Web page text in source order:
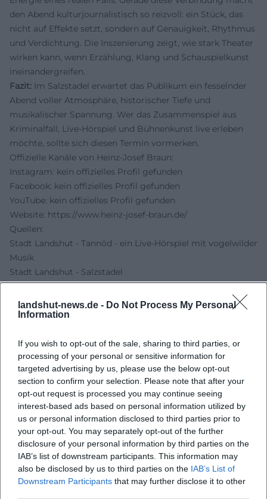
landshut-news.de - Do Not Process My Personal
Information
If you wish to opt-out of the sale, sharing to third parties, or
processing of your personal or sensitive information for
targeted advertising by us, please use the below opt-out
section to confirm your selection. Please note that after your
opt-out request is processed you may continue seeing
interest-based ads based on personal information utilized by
us or personal information disclosed to third parties prior to
your opt-out. You may separately opt-out of the further
disclosure of your personal information by third parties on the
IAB’s list of downstream participants. This information may
also be disclosed by us to third parties on the IAB’s List of
Downstream Participants that may further disclose it to other
den Abend kulturjournalistisch so reizvoll: ein Stück, das
nicht auf Effekte setzt, sondern auf Genauigkeit, Rhythmus
und Verdichtung. Die Inszenierung zeigt, wie stark Theater
wirken kann, wenn Erzählung, Klang und Schauspielkunst
ineinandergreifen.
Fazit: Im Salzstadel erwartet das Publikum ein fesselnder
Abend voller Atmosphäre, historischer Tiefe und
musikalischer Spannung. Wer das Zusammenspiel aus
Kriminalfall, Live-Hörspiel und Bühnenkunst live erleben
möchte, sollte sich diesen Termin vormerken.
Offizielle Kanäle von Heinz-Josef Braun:
Instagram: kein offizielles Profil gefunden
Facebook: kein offizielles Profil gefunden
YouTube: kein offizielles Profil gefunden
Website: https://www.heinz-josef-braun.de/
Quellen:
Stadt Landshut - Tannöd - ein Live-Hörspiel mit vogelwilder
Musik
Stadt Landshut - Salzstadel
Heinz-Josef Braun - Offizielle Website
Heinz-Josef Braun - Musik
Stadt Landshut - TANNÖD - Live-Hörspiel von und mit
KulturVision - Vom vermeintlichen Idyll zum menschlichen
Abgrund